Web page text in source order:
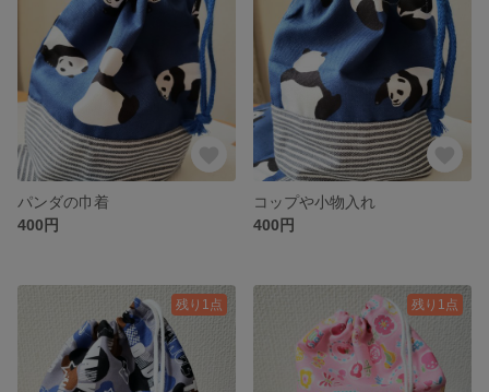
パンダの巾着
400円
コップや小物入れ
400円
残り1点 残り1点